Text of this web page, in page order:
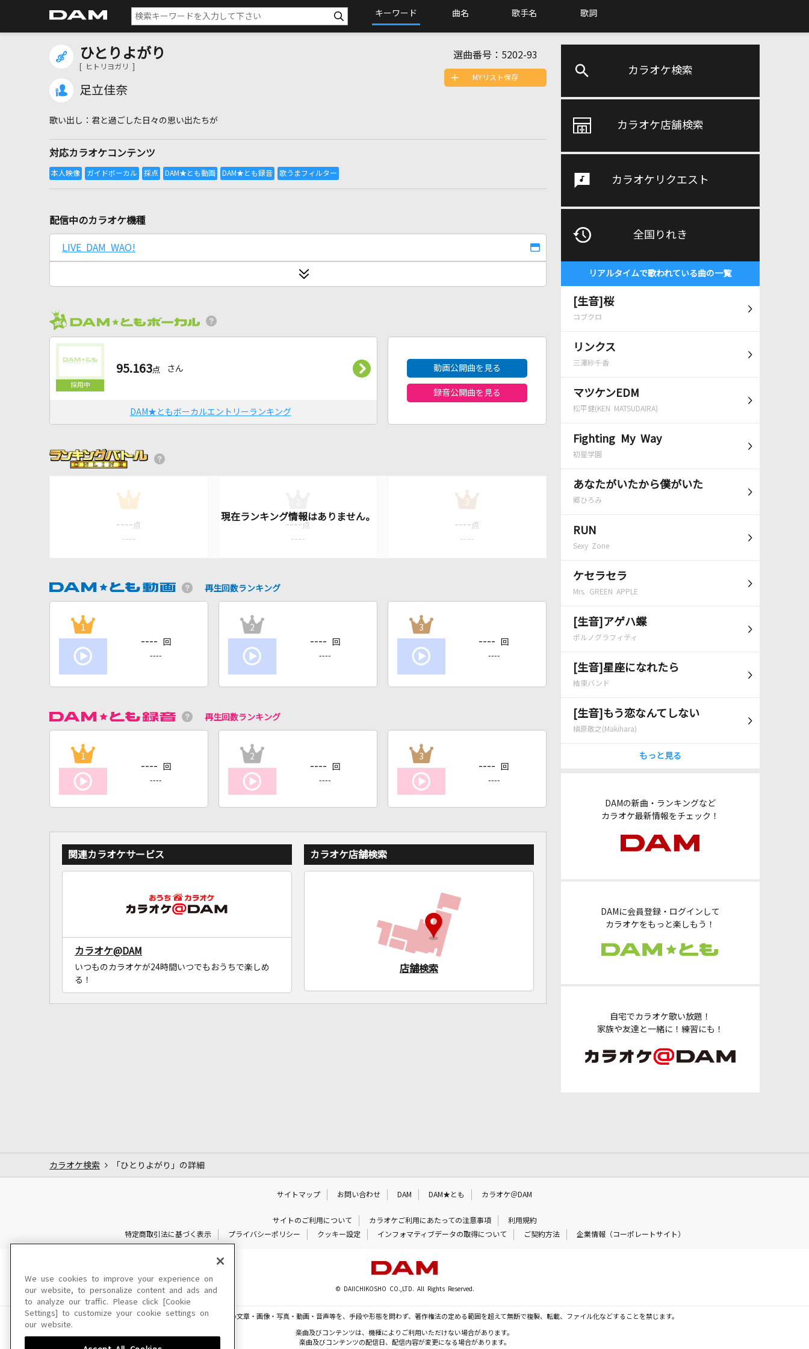
キーワード 曲名 歌手名 歌詞
カラオケ検索
カラオケ店舗検索
カラオケリクエスト
全国りれき
リアルタイムで歌われている曲の一覧
[生音]桜
コブクロ
リンクス
三澤紗千香
マツケンEDM
松平健(KEN MATSUDAIRA)
Fighting My Way
初星学園
あなたがいたから僕がいた
郷ひろみ
RUN
Sexy Zone
ケセラセラ
Mrs. GREEN APPLE
[生音]アゲハ蝶
ポルノグラフィティ
[生音]星座になれたら
結束バンド
[生音]もう恋なんてしない
槇原敬之(Makihara)
もっと見る
DAMの新曲・ランキングなど
カラオケ最新情報をチェック！
DAMに会員登録・ログインして
カラオケをもっと楽しもう！
自宅でカラオケ歌い放題！
家族や友達と一緒に！練習にも！
ひとりよがり
[ ヒトリヨガリ ]
足立佳奈
選曲番号： 5202-93
君と過ごした日々の思い出たちが
対応カラオケコンテンツ
MYリスト保存
配信中のカラオケ機種
LIVE DAM WAO!
95.163点 さん
DAM★ともボーカルエントリーランキング
動画公開曲を見る
録音公開曲を見る
1
---- 点
----
---- 点
----
3
---- 点
----
再生回数ランキング
1
---- 回
----
2
---- 回
----
3
---- 回
----
再生回数ランキング
1
---- 回
----
2
---- 回
----
3
---- 回
----
関連カラオケサービス
カラオケ@DAM
いつものカラオケが24時間いつでもおうちで楽しめ
る！
カラオケ店舗検索
店舗検索
カラオケ検索 「ひとりよがり」の詳細
サイトマップ お問い合わせ DAM DAM★とも カラオケ＠DAM
サイトのご利用について カラオケご利用にあたっての注意事項
利用規約
特定商取引法に基づく表示
プライバシーポリシー クッキー設定 インフォマティブデータの取得について ご契約方法 企業情報（コーポレートサイト）
© DAIICHIKOSHO CO.,LTD. All Rights Reserved.
このサイトに掲載されている一切の文章・画像・写真・動画・音声等を、手段や形態を問わず、著作権法の定める範囲を超えて無断で複製、転載、ファイル化などすることを禁じます。
楽曲及びコンテンツは、機種によりご利用いただけない場合があります。
楽曲及びコンテンツの配信日、配信内容が変更になる場合があります。
We use cookies to improve your experience on
our website, to personalize content and ads and
to analyze our traffic. Please click [Cookie
Settings] to customize your cookie settings on
our website.